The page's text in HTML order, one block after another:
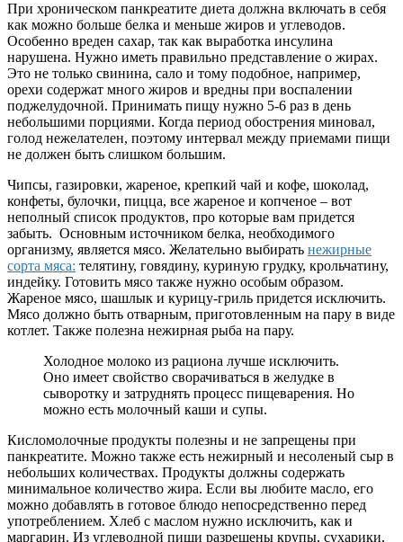
При хроническом панкреатите диета должна включать в себя
как можно больше белка и меньше жиров и углеводов.
Особенно вреден сахар, так как выработка инсулина
нарушена. Нужно иметь правильно представление о жирах.
Это не только свинина, сало и тому подобное, например,
орехи содержат много жиров и вредны при воспалении
поджелудочной. Принимать пищу нужно 5-6 раз в день
небольшими порциями. Когда период обострения миновал,
голод нежелателен, поэтому интервал между приемами пищи
не должен быть слишком большим.
Чипсы, газировки, жареное, крепкий чай и кофе, шоколад,
конфеты, булочки, пицца, все жареное и копченое – вот
неполный список продуктов, про которые вам придется
забыть. Основным источником белка, необходимого
организму, является мясо. Желательно выбирать нежирные
сорта мяса: телятину, говядину, куриную грудку, крольчатину,
индейку. Готовить мясо также нужно особым образом.
Жареное мясо, шашлык и курицу-гриль придется исключить.
Мясо должно быть отварным, приготовленным на пару в виде
котлет. Также полезна нежирная рыба на пару.
Холодное молоко из рациона лучше исключить.
Оно имеет свойство сворачиваться в желудке в
сыворотку и затруднять процесс пищеварения. Но
можно есть молочный каши и супы.
Кисломолочные продукты полезны и не запрещены при
панкреатите. Можно также есть нежирный и несоленый сыр в
небольших количествах. Продукты должны содержать
минимальное количество жира. Если вы любите масло, его
можно добавлять в готовое блюдо непосредственно перед
употреблением. Хлеб с маслом нужно исключить, как и
маргарин. Из углеводной пищи разрешены крупы, сухарики,